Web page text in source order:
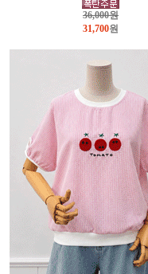
36,000원
31,700원